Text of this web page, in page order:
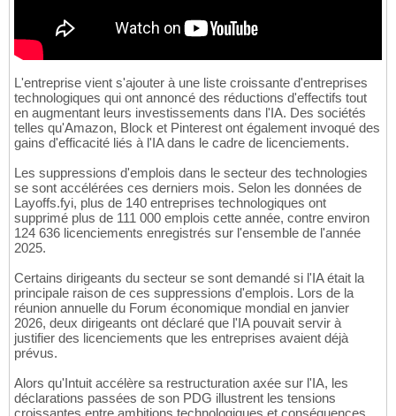
L'entreprise vient s'ajouter à une liste croissante d'entreprises
technologiques qui ont annoncé des réductions d'effectifs tout
en augmentant leurs investissements dans l'IA. Des sociétés
telles qu'Amazon, Block et Pinterest ont également invoqué des
gains d'efficacité liés à l'IA dans le cadre de licenciements.
Les suppressions d'emplois dans le secteur des technologies
se sont accélérées ces derniers mois. Selon les données de
Layoffs.fyi, plus de 140 entreprises technologiques ont
supprimé plus de 111 000 emplois cette année, contre environ
124 636 licenciements enregistrés sur l'ensemble de l'année
2025.
Certains dirigeants du secteur se sont demandé si l'IA était la
principale raison de ces suppressions d'emplois. Lors de la
réunion annuelle du Forum économique mondial en janvier
2026, deux dirigeants ont déclaré que l'IA pouvait servir à
justifier des licenciements que les entreprises avaient déjà
prévus.
Alors qu'Intuit accélère sa restructuration axée sur l'IA, les
déclarations passées de son PDG illustrent les tensions